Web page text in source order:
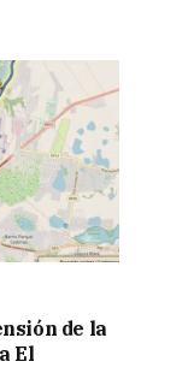
de la
El